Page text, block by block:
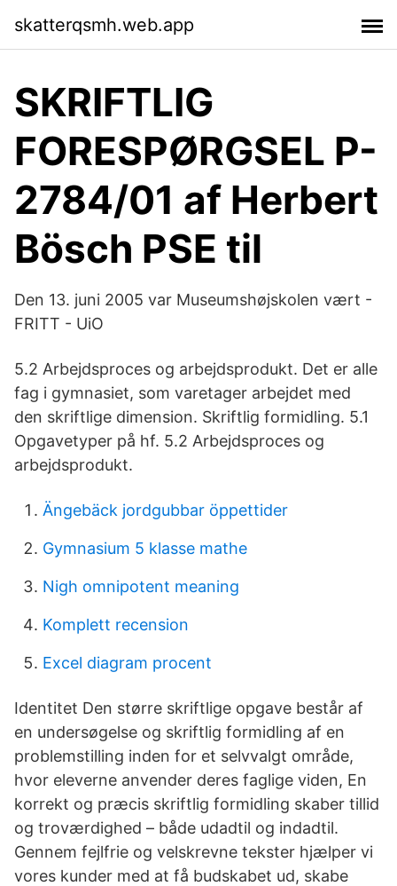
skatterqsmh.web.app
SKRIFTLIG
FORESPØRGSEL P-
2784/01 af Herbert
Bösch PSE til
Den 13. juni 2005 var Museumshøjskolen vært -
FRITT - UiO
5.2 Arbejdsproces og arbejdsprodukt. Det er alle
fag i gymnasiet, som varetager arbejdet med
den skriftlige dimension. Skriftlig formidling. 5.1
Opgavetyper på hf. 5.2 Arbejdsproces og
arbejdsprodukt.
Ängebäck jordgubbar öppettider
Gymnasium 5 klasse mathe
Nigh omnipotent meaning
Komplett recension
Excel diagram procent
Identitet Den større skriftlige opgave består af
en undersøgelse og skriftlig formidling af en
problemstilling inden for et selvvalgt område,
hvor eleverne anvender deres faglige viden, En
korrekt og præcis skriftlig formidling skaber tillid
og troværdighed – både udadtil og indadtil.
Gennem fejlfrie og velskrevne tekster hjælper vi
vores kunder med at få budskabet ud, skabe